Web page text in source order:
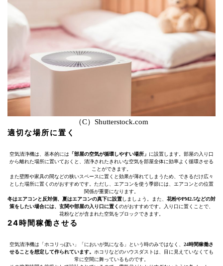
（C）Shutterstock.com
適切な場所に置く
空気清浄機は、基本的には 「部屋の空気が循環しやすい場所」 に設置します。部屋の入り口
から離れた場所に置いておくと、清浄されたきれいな空気を部屋全体に効率よく循環させる
ことができます。
また壁際や家具の間などの狭いスペースに置くと効果が薄れてしまうため、できるだけ広々
とした場所に置くのがおすすめです。ただし、エアコンを使う季節には、エアコンとの位置
関係が重要になります。
冬はエアコンと反対側、夏はエアコンの真下に設置しましょう。また、 花粉やPM2.5などの対
策をしたい場合には、玄関や部屋の入り口に置く のがおすすめです。入り口に置くことで、
花粉などが含まれた空気をブロックできます。
24時間稼働させる
空気清浄機は「ホコリっぽい」「においが気になる」という時のみではなく、 24時間稼働さ
せることを想定して作られています。 ホコリなどのハウスダストは、目に見えていなくても
常に空間に舞っているものです。